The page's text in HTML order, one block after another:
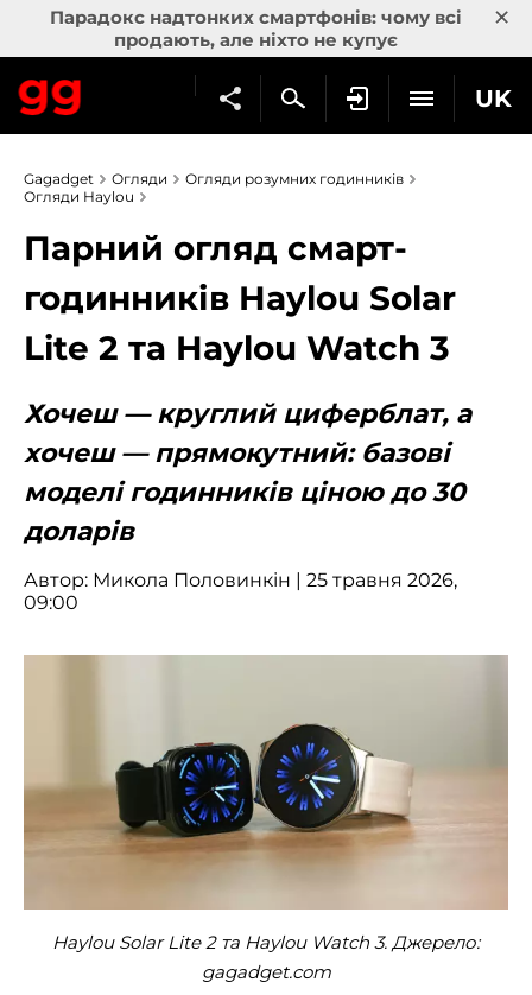
Парадокс надтонких смартфонів: чому всі
продають, але ніхто не купує
×
UK
Gagadget Огляди
Огляди розумних годинників
Огляди Haylou
Парний огляд смарт-
годинників Haylou Solar
Lite 2 та Haylou Watch 3
Хочеш — круглий циферблат, а
хочеш — прямокутний: базові
моделі годинників ціною до 30
доларів
Автор: Микола Половинкін | 25 травня 2026,
09:00
Haylou Solar Lite 2 та Haylou Watch 3. Джерело:
gagadget.com